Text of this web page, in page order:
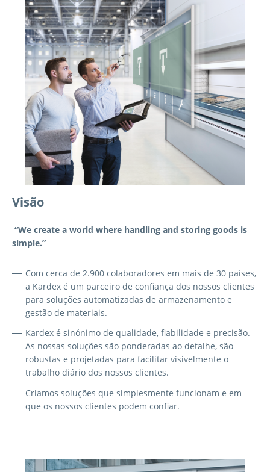
Visão
“We create a world where handling and storing goods is
simple.”
Com cerca de 2.900 colaboradores em mais de 30 países,
a Kardex é um parceiro de confiança dos nossos clientes
para soluções automatizadas de armazenamento e
gestão de materiais.
Kardex é sinónimo de qualidade, fiabilidade e precisão.
As nossas soluções são ponderadas ao detalhe, são
robustas e projetadas para facilitar visivelmente o
trabalho diário dos nossos clientes.
Criamos soluções que simplesmente funcionam e em
que os nossos clientes podem confiar.